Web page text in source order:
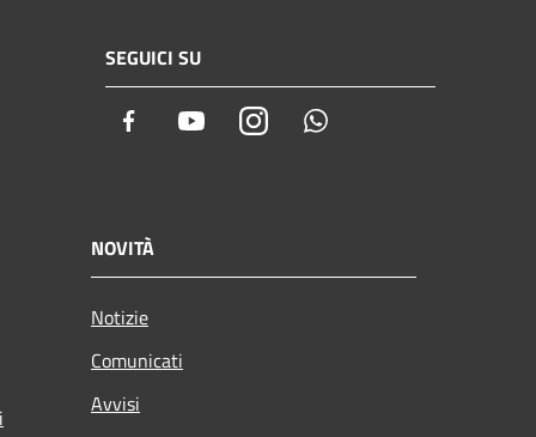
SEGUICI SU
Facebook YoutubeInstagram
NOVITÀ
Notizie
Comunicati
Avvisi